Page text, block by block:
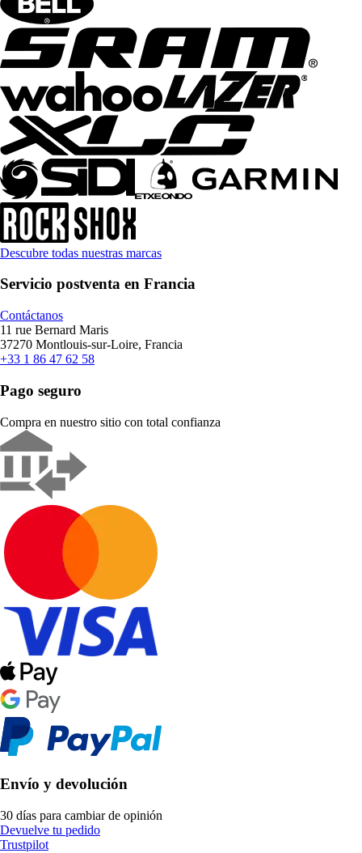
Descubre todas nuestras marcas
Servicio postventa en Francia
Contáctanos
11 rue Bernard Maris
37270 Montlouis-sur-Loire, Francia
+33 1 86 47 62 58
Pago seguro
Compra en nuestro sitio con total confianza
Envío y devolución
30 días para cambiar de opinión
Devuelve tu pedido
Trustpilot